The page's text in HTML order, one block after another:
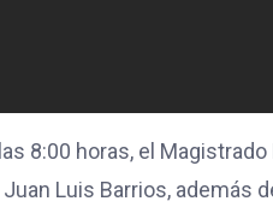
8:00 horas, el
Luis Barrios, además